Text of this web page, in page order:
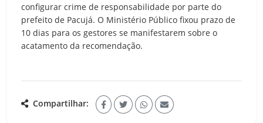
configurar crime de responsabilidade por parte do
prefeito de Pacujá. O Ministério Público fixou prazo de
10 dias para os gestores se manifestarem sobre o
acatamento da recomendação.
Compartilhar: